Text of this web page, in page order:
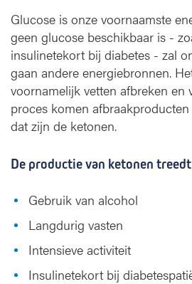
e
n
e
n
e
t
o
c
d
o
s
Glucose is onze voornaamste
geen glucose beschikbaar is -
insulinetekort bij diabetes - zal
gaan andere energiebronnen.
voornamelijk vetten afbreken en
proces komen
dat zijn de ketonen.
De productie van ketonen
Gebruik van alcohol
Langdurig vasten
Intensieve activiteit
Insulinetekort bij